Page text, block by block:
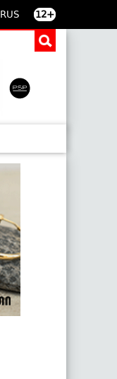
RUS 12+